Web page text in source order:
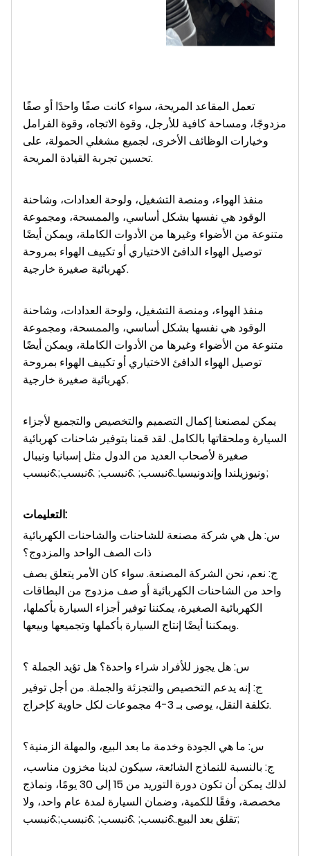
تعمل المقاعد المريحة، سواء كانت صفًا واحدًا أو صفًا
مزدوجًا، ومساحة كافية للأرجل، وقوة الاتجاه، وقوة الفرامل
وخيارات الوظائف الأخرى، لجميع مشغلي الحمولة، على
تحسين تجربة القيادة المريحة.
منفذ الهواء، ومنصة التشغيل، ولوحة العدادات، وشاحنة
الوقود هي نفسها بشكل أساسي، والممسحة، ومجموعة
متنوعة من الأضواء وغيرها من الأدوات الكاملة، ويمكن أيضًا
توصيل الهواء الدافئ الاختياري أو تكييف الهواء بمروحة
كهربائية صغيرة خارجية.
منفذ الهواء، ومنصة التشغيل، ولوحة العدادات، وشاحنة
الوقود هي نفسها بشكل أساسي، والممسحة، ومجموعة
متنوعة من الأضواء وغيرها من الأدوات الكاملة، ويمكن أيضًا
توصيل الهواء الدافئ الاختياري أو تكييف الهواء بمروحة
كهربائية صغيرة خارجية.
يمكن لمصنعنا إكمال التصميم والتخصيص والتجميع لأجزاء
السيارة وملحقاتها بالكامل. لقد قمنا بتوفير شاحنات كهربائية
صغيرة لأصحاب العديد من الدول مثل إسبانيا ونيبال
ونيوزيلندا وإندونيسيا.&نبسب; &نبسب; &نبسب;&نبسب;
التعليمات:
س: هل هي شركة مصنعة للشاحنات والشاحنات الكهربائية
ذات الصف الواحد والمزدوج؟
ج: نعم، نحن الشركة المصنعة. سواء كان الأمر يتعلق بصف
واحد من الشاحنات الكهربائية أو صف مزدوج من البطاقات
الكهربائية الصغيرة، يمكننا توفير أجزاء السيارة بأكملها،
ويمكننا أيضًا إنتاج السيارة بأكملها وتجميعها وبيعها.
س: هل يجوز للأفراد شراء واحدة؟ هل تؤيد الجملة ؟
ج: إنه يدعم التخصيص والتجزئة والجملة. من أجل توفير
تكلفة النقل، يوصى بـ 3-4 مجموعات لكل حاوية كإخراج.
س: ما هي الجودة وخدمة ما بعد البيع، والمهلة الزمنية؟
ج: بالنسبة للنماذج الشائعة، سيكون لدينا مخزون مناسب،
لذلك يمكن أن تكون دورة التوريد من 15 إلى 30 يومًا، ونماذج
مخصصة، وفقًا للكمية، وضمان السيارة لمدة عام واحد، ولا
تقلق بعد البيع.&نبسب; &نبسب; &نبسب;&نبسب;